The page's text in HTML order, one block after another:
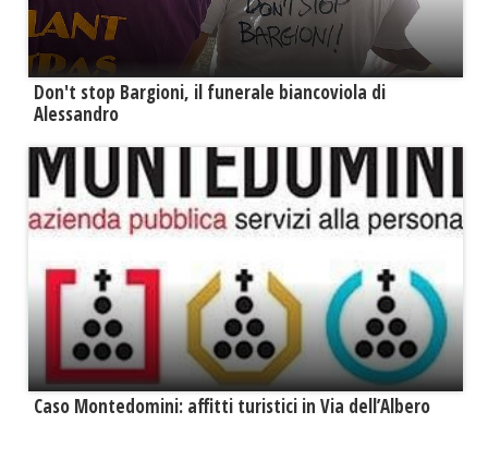
Don't stop Bargioni, il funerale biancoviola di
Alessandro
Caso Montedomini: affitti turistici in Via dell’Albero